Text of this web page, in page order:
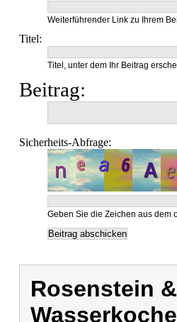
Weiterführender Link zu Ihrem
Titel:
Titel, unter dem Ihr Beitrag
Beitrag:
Sicherheits-Abfrage:
Geben Sie die Zeichen aus dem
Rosenstein